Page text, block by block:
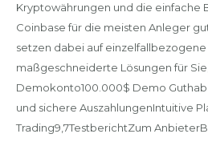
Kryptowährungen und die einfache
Coinbase für die meisten Anleger
setzen dabei auf
maßgeschneiderte Lösungen für
Demokonto100.000$ Demo
und sichere AuszahlungenIntuitive
Trading9,7TestberichtZum